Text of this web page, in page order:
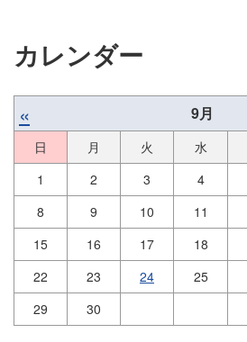
カレンダー
« 9月
日 月 火 水
1
2 3 4
8
9 10 11
15
16 17 18
22
23 24 25
29
30